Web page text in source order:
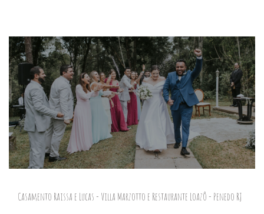
Casamento Raissa e Lucas - Villa Marzotto e Restaurante Loazô - Penedo RJ